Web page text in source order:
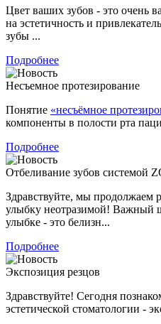
Цвет ваших зубов - это очень
на эстетичность и
зубы ...
Подробнее
Несъемное протезирование
Понятие «несъёмное
компоненты в полости рта
Подробнее
Отбеливание зубов системой
Здравствуйте, мы продолжаем
улыбку неотразимой! Важный
улыбке - это белизн...
Подробнее
Экспозиция резцов
Здравствуйте! Сегодня
эстетической стоматологии -